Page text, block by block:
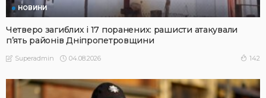
НОВИНИ
Четверо загиблих і 17 поранених: рашисти атакували
п’ять районів Дніпропетровщини
Superadmin 04.08.2026 142